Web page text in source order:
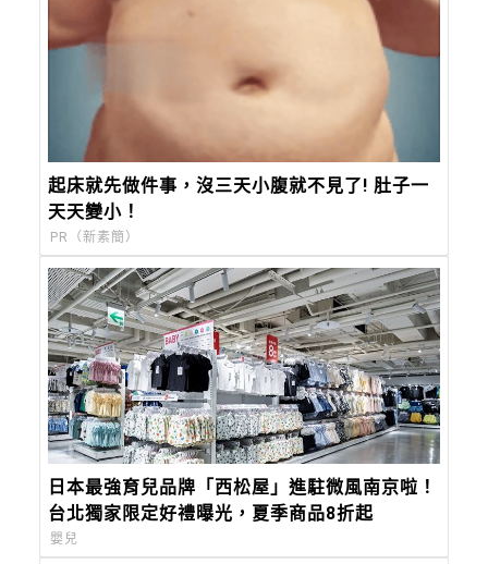
起床就先做件事，沒三天小腹就不見了! 肚子一
天天變小！
PR（新素簡）
日本最強育兒品牌「西松屋」進駐微風南京啦！
台北獨家限定好禮曝光，夏季商品8折起
嬰兒